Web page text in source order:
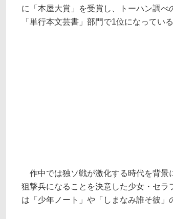
に「本屋大賞」を受賞し、トーハン調
「単行本文芸書」部門で1位になっている
作中では独ソ戦が激化する時代を背景
狙撃兵になることを決意した少女・セ
は「少年ノート」や「しまなみ誰そ彼」